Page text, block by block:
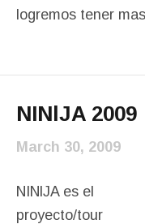
logremos tener
NINlJA 2009
March 30, 2009
NINlJA es el
proyecto/tour